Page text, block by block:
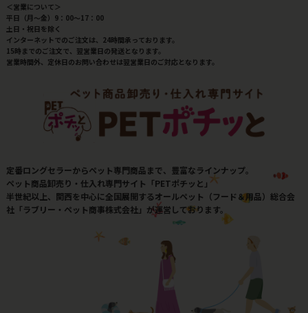
＜営業について＞
平日（月～金）9：00～17：00
土日・祝日を除く
インターネットでのご注文は、24時間承っております。
15時までのご注文で、翌営業日の発送となります。
営業時間外、定休日のお問い合わせは翌営業日のご対応となります。
定番ロングセラーからペット専門商品まで、豊富なラインナップ。
ペット商品卸売り・仕入れ専門サイト「PETポチッと」
半世紀以上、関西を中心に全国展開するオールペット（フード＆用品）総合会
社「ラブリー・ペット商事株式会社」が運営しております。